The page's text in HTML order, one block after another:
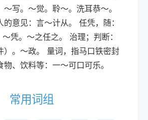
写。～觉。聆～。洗耳恭～。
意见：言～计从。 任凭，随：
凭。～之任之。 治理；判断：
）。～政。 量词，指马口铁密封
、饮料等：一～可口可乐。
常用词组